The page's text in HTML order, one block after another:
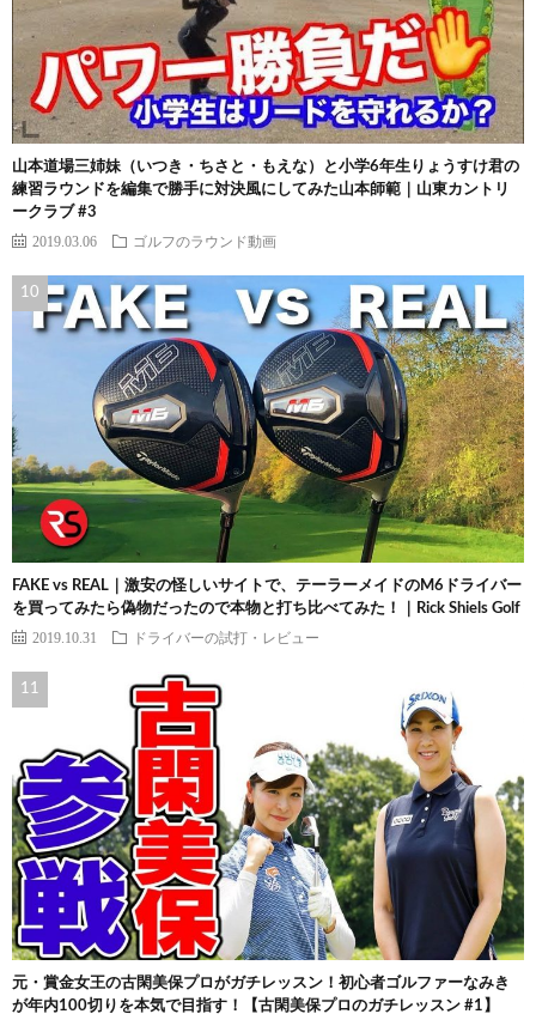
山本道場三姉妹（いつき・ちさと・もえな）と小学6年生りょうすけ君の
練習ラウンドを編集で勝手に対決風にしてみた山本師範｜山東カントリ
ークラブ #3
2019.03.06 ゴルフのラウンド動画
FAKE vs REAL｜激安の怪しいサイトで、テーラーメイドのM6ドライバー
を買ってみたら偽物だったので本物と打ち比べてみた！｜Rick Shiels Golf
2019.10.31 ドライバーの試打・レビュー
元・賞金女王の古閑美保プロがガチレッスン！初心者ゴルファーなみき
が年内100切りを本気で目指す！【古閑美保プロのガチレッスン #1】